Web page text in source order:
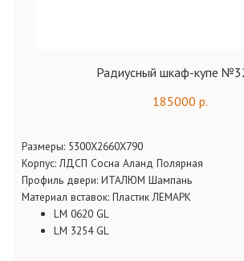
Радиусный шкаф-купе
185000 р.
Размеры: 5300Х2660Х790
Корпус:ЛДСП Сосна Аланд Полярная
Профиль двери: ИТАЛЮМ Шампань
Материал вставок: Пластик ЛЕМАРК
LM 0620 GL
LM 3254 GL